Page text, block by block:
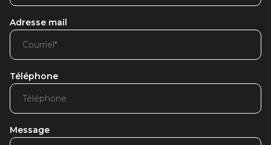
Adresse mail
Téléphone
Message